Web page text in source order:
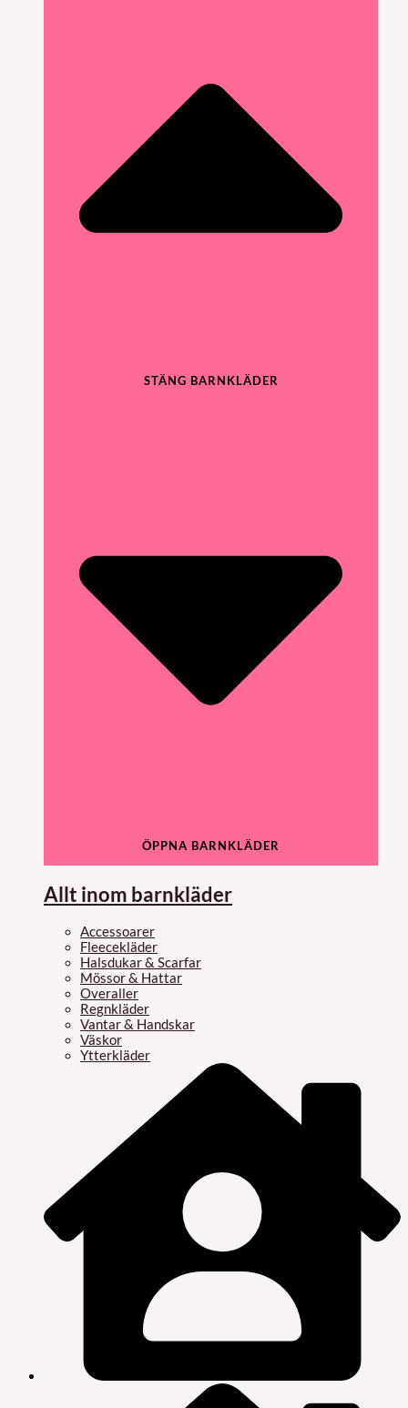
STÄNG BARNKLÄDER
ÖPPNA BARNKLÄDER
Allt inom barnkläder
Accessoarer
Fleecekläder
Halsdukar & Scarfar
Mössor & Hattar
Overaller
Regnkläder
Vantar & Handskar
Väskor
Ytterkläder